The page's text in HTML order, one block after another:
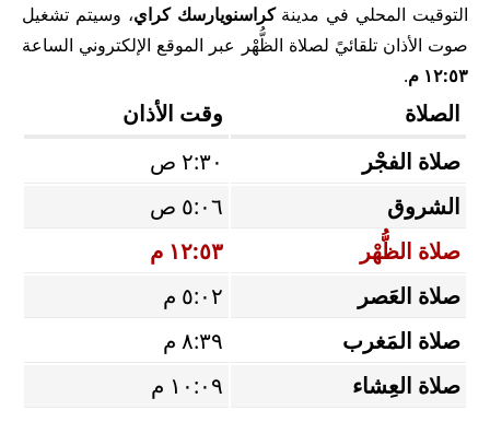
التوقيت المحلي في مدينةكراسنويارسك كراي، وسيتم تشغيل
صوت الأذان تلقائيً لصلاة الظُّهْر عبر الموقع الإلكتروني الساعة
١٢:٥٣ م
.
الصلاة
وقت الأذان
صلاة الفجْر
٢:٣٠ ص
الشروق
٥:٠٦ ص
صلاة الظُّهْر
١٢:٥٣ م
صلاة العَصر
٥:٠٢ م
صلاة المَغرب
٨:٣٩ م
صلاة العِشاء
١٠:٠٩ م